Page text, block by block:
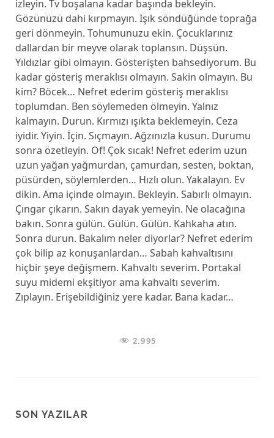
izleyin. Tv boşalana kadar başında bekleyin.
Gözünüzü dahi kırpmayın. Işık söndüğünde toprağa
geri dönmeyin. Tohumunuzu ekin. Çocuklarınız
dallardan bir meyve olarak toplansın. Düşsün.
Yıldızlar gibi olmayın. Gösterişten bahsediyorum. Bu
kadar gösteriş meraklısı olmayın. Sakin olmayın. Bu
kim? Böcek… Nefret ederim gösteriş meraklısı
toplumdan. Ben söylemeden ölmeyin. Yalnız
kalmayın. Durun. Kırmızı ışıkta beklemeyin. Ceza
iyidir. Yiyin. İçin. Sıçmayın. Ağzınızla kusun. Durumu
sonra özetleyin. Of! Çok sıcak! Nefret ederim uzun
uzun yağan yağmurdan, çamurdan, sesten, boktan,
püsürden, söylemlerden… Hızlı olun. Yakalayın. Ev
dikin. Ama içinde olmayın. Bekleyin. Sabırlı olmayın.
Çıngar çıkarın. Sakın dayak yemeyin. Ne olacağına
bakın. Sonra gülün. Gülün. Gülün. Kahkaha atın.
Sonra durun. Bakalım neler diyorlar? Nefret ederim
çok bilip az konuşanlardan… Sabah kahvaltısını
hiçbir şeye değişmem. Kahvaltı severim. Portakal
suyu midemi ekşitiyor ama kahvaltı severim.
Zıplayın. Erişebildiğiniz yere kadar. Bana kadar…
2.995
SON YAZILAR